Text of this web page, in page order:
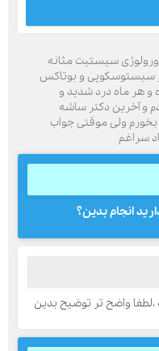
سیستیت مثانه
و بوتاکس
درد شدید و
دکتر ساشه
ولی موقتی جواب
بدین؟
واضح تر توضیح بدین